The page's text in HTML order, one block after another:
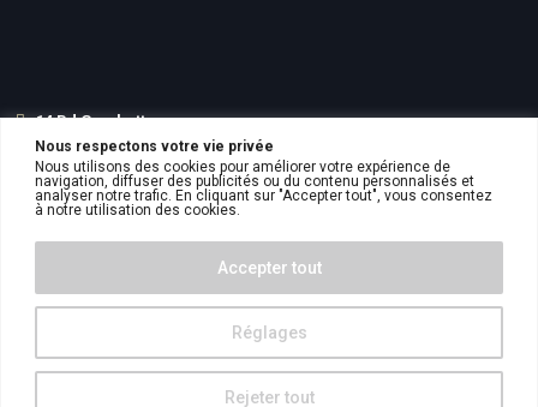
Nous respectons votre vie privée
Nous utilisons des cookies pour améliorer votre expérience de
navigation, diffuser des publicités ou du contenu personnalisés et
analyser notre trafic. En cliquant sur "Accepter tout", vous consentez
à notre utilisation des cookies.
Réglages
Rejeter tout
Accepter tout
14 Bd Gambetta
62200BOULOGNE SUR MER
06.51.33.51.17
contact
aswimmobilier.fr
ASW Immobilier © 2023. Tous droits réservés.